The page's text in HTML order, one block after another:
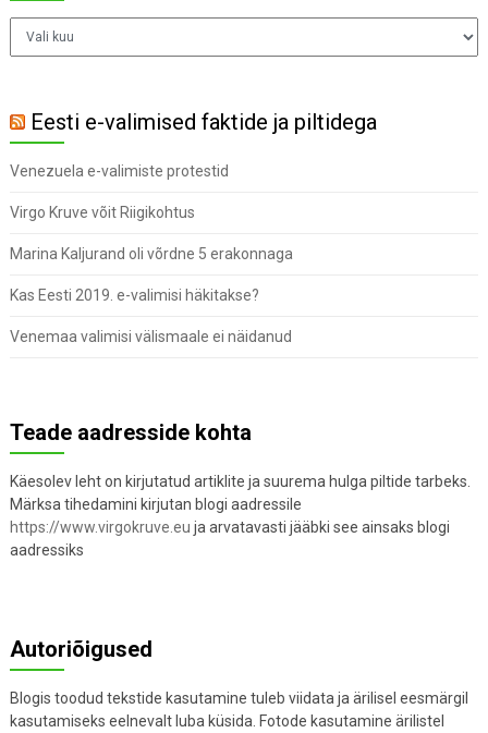
Arhiiv
Eesti e-valimised faktide ja piltidega
Venezuela e-valimiste protestid
Virgo Kruve võit Riigikohtus
Marina Kaljurand oli võrdne 5 erakonnaga
Kas Eesti 2019. e-valimisi häkitakse?
Venemaa valimisi välismaale ei näidanud
Teade aadresside kohta
Käesolev leht on kirjutatud artiklite ja suurema hulga piltide tarbeks.
Märksa tihedamini kirjutan blogi aadressile
https://www.virgokruve.eu ja arvatavasti jääbki see ainsaks blogi
aadressiks
Autoriõigused
Blogis toodud tekstide kasutamine tuleb viidata ja ärilisel eesmärgil
kasutamiseks eelnevalt luba küsida. Fotode kasutamine ärilistel